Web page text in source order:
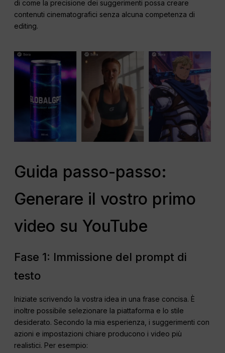
di come la precisione dei suggerimenti possa creare
contenuti cinematografici senza alcuna competenza di
editing.
Guida passo-passo:
Generare il vostro primo
video su YouTube
Fase 1: Immissione del prompt di
testo
Iniziate scrivendo la vostra idea in una frase concisa. È
inoltre possibile selezionare la piattaforma e lo stile
desiderato. Secondo la mia esperienza, i suggerimenti con
azioni e impostazioni chiare producono i video più
realistici. Per esempio: